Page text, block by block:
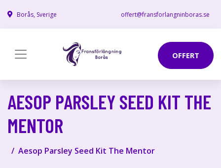
Borås, Sverige offert@fransforlangninboras.se
OFFERT
AESOP PARSLEY SEED KIT THE
MENTOR
Aesop Parsley Seed Kit The Mentor